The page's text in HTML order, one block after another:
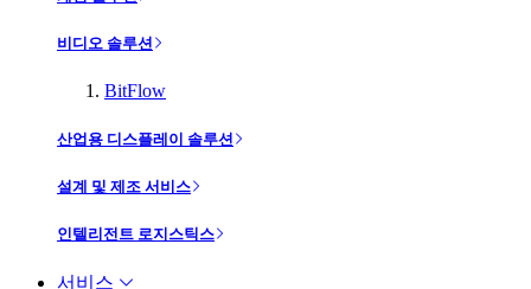
비디오 솔루션
BitFlow
산업용 디스플레이 솔루션
설계 및 제조 서비스
인텔리전트 로지스틱스
서비스